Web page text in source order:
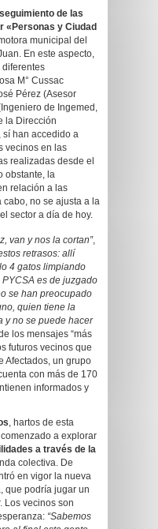
de las
«Personas y Ciudad
municipal del
En este aspecto,
diferentes
M° Cussac
Pérez (Asesor
de Ingemed,
la Dirección
sí han accedido a
vecinos en las
realizadas desde el
obstante, la
relación a las
no se ajusta a la
sector a día de hoy.
van y nos la cortan”,
retrasos: allí
4 gatos limpiando
PYCSA es de juzgado
se han preocupado
quien tiene la
y no se puede hacer
los mensajes “más
futuros vecinos que
Afectados, un grupo
con más de 170
informados y
, hartos de esta
a explorar
a través de la
colectiva. De
en vigor la nueva
que podría jugar un
Los vecinos son
“Sabemos